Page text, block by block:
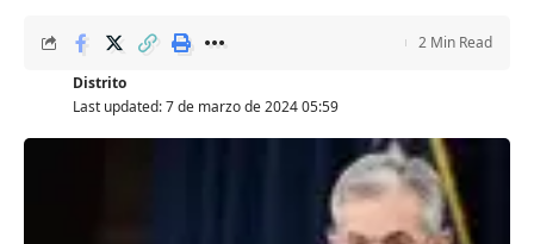
Last updated: 7 de marzo de 2024 05:59
Distrito
2 Min Read